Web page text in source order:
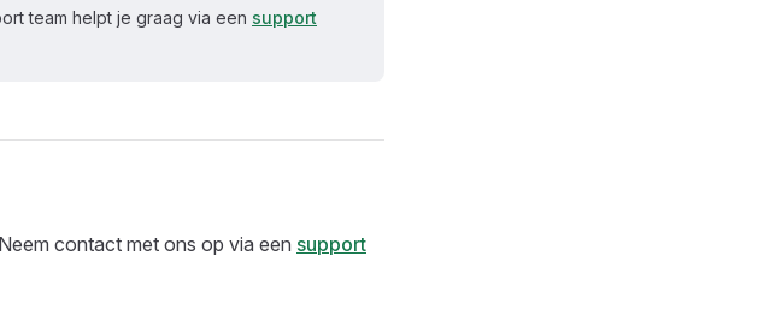
team helpt je graag via een support
contact met ons op via een support